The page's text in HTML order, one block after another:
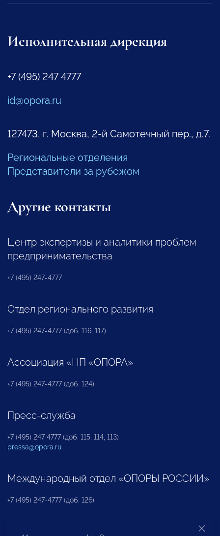
Исполнительная дирекция
+7 (495) 247 4777
id@opora.ru
127473, г. Москва, 2-й Самотечный пер., д.7.
Региональные отделения
Представители за рубежом
Другие контакты
Центр экспертизы и аналитики проблем
предпринимательства
+7 (495) 247-4777
Отдел регионального развития
+7 (495) 247-4777 (доб. 116, 117)
Ассоциация «НП «ОПОРА»
+7 (495) 247-4777 (доб. 124)
Пресс-служба
+7 (495) 247 4777 (доб. 115, 114, 113)
pressa@opora.ru
Международный отдел «ОПОРЫ РОССИИ»
+7 (495) 247-4777 (доб. 126)
Бюро по защите прав предпринимателей и